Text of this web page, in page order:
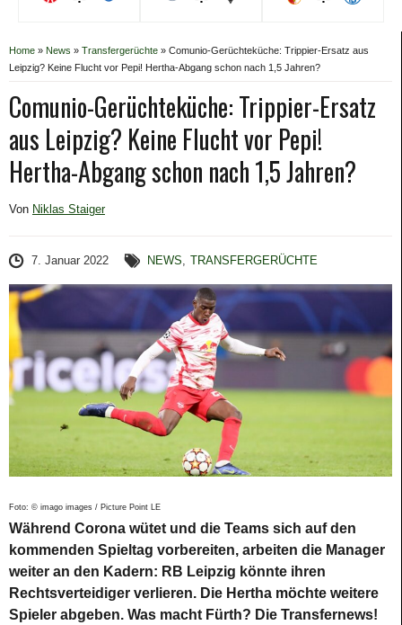
Home » News » Transfergerüchte » Comunio-Gerüchteküche: Trippier-Ersatz aus
Leipzig? Keine Flucht vor Pepi! Hertha-Abgang schon nach 1,5 Jahren?
Comunio-Gerüchteküche: Trippier-Ersatz
aus Leipzig? Keine Flucht vor Pepi!
Hertha-Abgang schon nach 1,5 Jahren?
Von Niklas Staiger
7. Januar 2022 NEWS, TRANSFERGERÜCHTE
Foto: © imago images / Picture Point LE
Während Corona wütet und die Teams sich auf den
kommenden Spieltag vorbereiten, arbeiten die Manager
weiter an den Kadern: RB Leipzig könnte ihren
Rechtsverteidiger verlieren. Die Hertha möchte weitere
Spieler abgeben. Was macht Fürth? Die Transfernews!